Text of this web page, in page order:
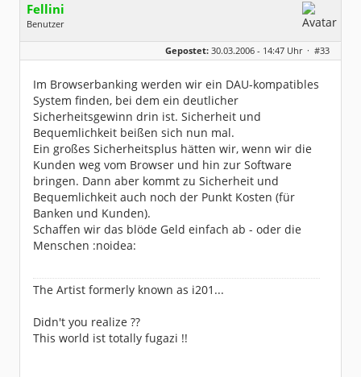
Fellini
Benutzer
Geschlecht:
keine Angabe
Im wunderschönen Ahrtal
Beiträge:
2077
Gepostet: 30.03.2006 - 14:47 Uhr · #33
Im Browserbanking werden wir ein DAU-kompatibles
System finden, bei dem ein deutlicher
Sicherheitsgewinn drin ist. Sicherheit und
Bequemlichkeit beißen sich nun mal.
Ein großes Sicherheitsplus hätten wir, wenn wir die
Kunden weg vom Browser und hin zur Software
bringen. Dann aber kommt zu Sicherheit und
Bequemlichkeit auch noch der Punkt Kosten (für
Banken und Kunden).
Schaffen wir das blöde Geld einfach ab - oder die
Menschen :noidea:
The Artist formerly known as i201...
Didn't you realize ??
This world ist totally fugazi !!